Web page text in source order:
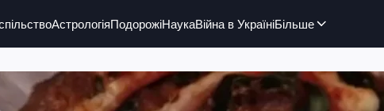
АстрологіяПодорожіНаукаВійна в УкраїніБільше